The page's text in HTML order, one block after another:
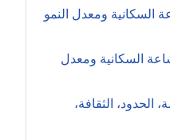
2026 – الساعة السكانية ومعدل النمو
مالاوي 2026 – الساعة السكانية ومعدل
الحدود، الثقافة،